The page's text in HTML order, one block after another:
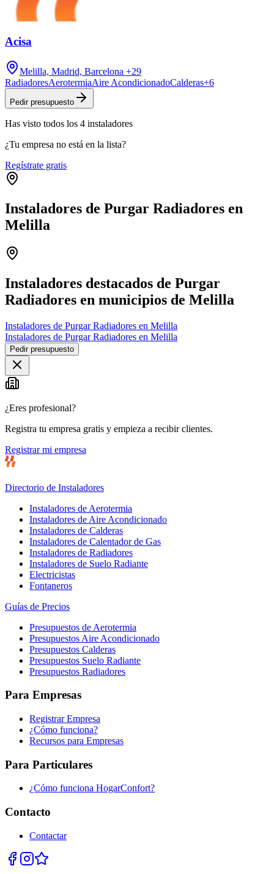
Acisa
Melilla, Madrid, Barcelona +29
RadiadoresAerotermiaAire AcondicionadoCalderas+6
Pedir presupuesto
Has visto todos los 4 instaladores
¿Tu empresa no está en la lista?
Regístrate gratis
Instaladores de Purgar Radiadores en
Melilla
−
Instaladores destacados de Purgar
Radiadores en municipios de Melilla
Instaladores de Purgar Radiadores en Melilla
Instaladores de Purgar Radiadores en Melilla
Pedir presupuesto
¿Eres profesional?
Registra tu empresa gratis y empieza a recibir clientes.
Registrar mi empresa
Directorio de Instaladores
Instaladores de Aerotermia
Instaladores de Aire Acondicionado
Instaladores de Calderas
Instaladores de Calentador de Gas
Instaladores de Radiadores
Instaladores de Suelo Radiante
Electricistas
Fontaneros
Guías de Precios
Presupuestos de Aerotermia
Presupuestos Aire Acondicionado
Presupuestos Calderas
Presupuestos Suelo Radiante
Presupuestos Radiadores
Para Empresas
Registrar Empresa
¿Cómo funciona?
Recursos para Empresas
Para Particulares
¿Cómo funciona HogarConfort?
Contacto
Contactar